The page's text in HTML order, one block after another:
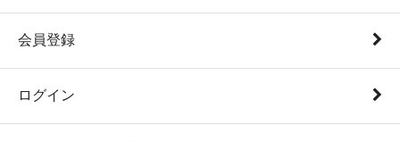
会員登録
ログイン